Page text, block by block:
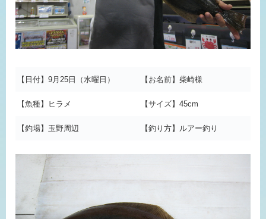
【日付】9月25日（水曜日） 【お名前】柴崎様
【魚種】ヒラメ 【サイズ】45cm
【釣場】玉野周辺 【釣り方】ルアー釣り